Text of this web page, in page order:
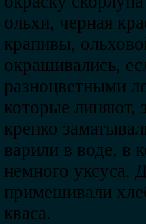
ольхи, черная
крапивы,
окрашивались,
разноцветными
которые линяют,
крепко
варили в воде, в
немного уксуса.
примешивали
кваса.